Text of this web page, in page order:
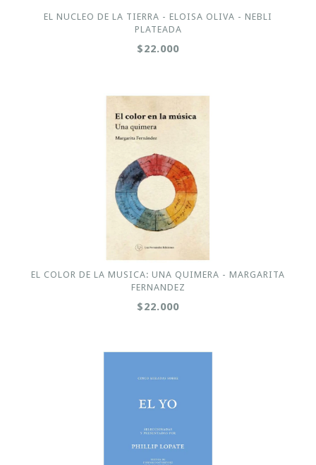
EL NUCLEO DE LA TIERRA - ELOISA OLIVA - NEBLI
PLATEADA
$22.000
EL COLOR DE LA MUSICA: UNA QUIMERA - MARGARITA
FERNANDEZ
$22.000